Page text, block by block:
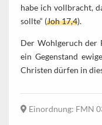
habe ich vollbracht,
sollte“ (Joh 17,4).
Der Wohlgeruch der
ein Gegenstand
Christen dürfen in
Einordnung: FMN